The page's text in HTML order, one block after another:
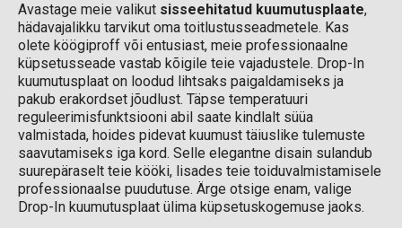
Avastage meie valikut sisseehitatud kuumutusplaate,
hädavajalikku tarvikut oma toitlustusseadmetele. Kas
olete köögiproff või entusiast, meie professionaalne
küpsetusseade vastab kõigile teie vajadustele. Drop-In
kuumutusplaat on loodud lihtsaks paigaldamiseks ja
pakub erakordset jõudlust. Täpse temperatuuri
reguleerimisfunktsiooni abil saate kindlalt süüa
valmistada, hoides pidevat kuumust täiuslike tulemuste
saavutamiseks iga kord. Selle elegantne disain sulandub
suurepäraselt teie kööki, lisades teie toiduvalmistamisele
professionaalse puudutuse. Ärge otsige enam, valige
Drop-In kuumutusplaat ülima küpsetuskogemuse jaoks.